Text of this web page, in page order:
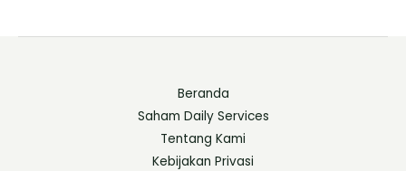
Beranda
Saham Daily Services
Tentang Kami
Kebijakan Privasi